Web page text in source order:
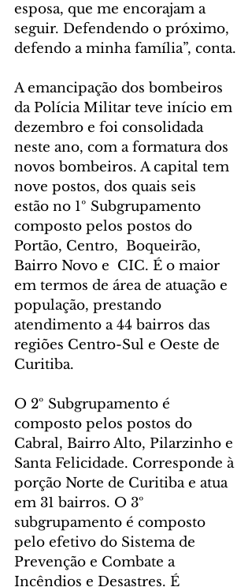
esposa, que me encorajam a
seguir. Defendendo o próximo,
defendo a minha família”, conta.
A emancipação dos bombeiros
da Polícia Militar teve início em
dezembro e foi consolidada
neste ano, com a formatura dos
novos bombeiros. A capital tem
nove postos, dos quais seis
estão no 1º Subgrupamento
composto pelos postos do
Portão, Centro,  Boqueirão,
Bairro Novo e  CIC. É o maior
em termos de área de atuação e
população, prestando
atendimento a 44 bairros das
regiões Centro-Sul e Oeste de
Curitiba.
O 2º Subgrupamento é
composto pelos postos do
Cabral, Bairro Alto, Pilarzinho e
Santa Felicidade. Corresponde à
porção Norte de Curitiba e atua
em 31 bairros. O 3º
subgrupamento é composto
pelo efetivo do Sistema de
Prevenção e Combate a
Incêndios e Desastres. É